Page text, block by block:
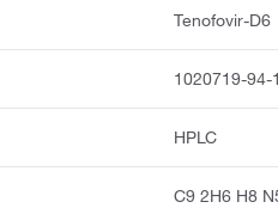
Tenofovir-D6
1020719-94-1
HPLC
C9 2H6 H8